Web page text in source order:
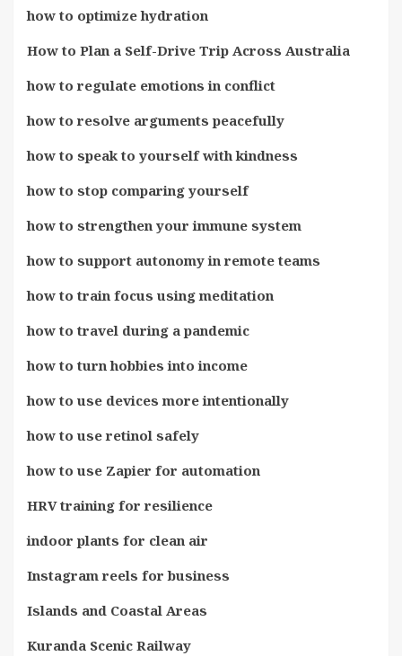
how to optimize hydration
How to Plan a Self-Drive Trip Across Australia
how to regulate emotions in conflict
how to resolve arguments peacefully
how to speak to yourself with kindness
how to stop comparing yourself
how to strengthen your immune system
how to support autonomy in remote teams
how to train focus using meditation
how to travel during a pandemic
how to turn hobbies into income
how to use devices more intentionally
how to use retinol safely
how to use Zapier for automation
HRV training for resilience
indoor plants for clean air
Instagram reels for business
Islands and Coastal Areas
Kuranda Scenic Railway